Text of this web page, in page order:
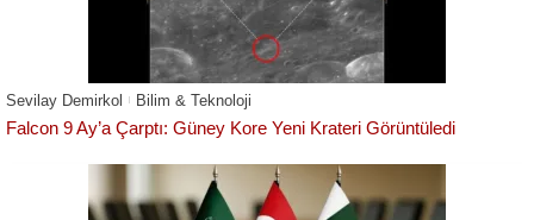
Sevilay Demirkol Bilim & Teknoloji
Falcon 9 Ay’a Çarptı: Güney Kore Yeni Krateri Görüntüledi